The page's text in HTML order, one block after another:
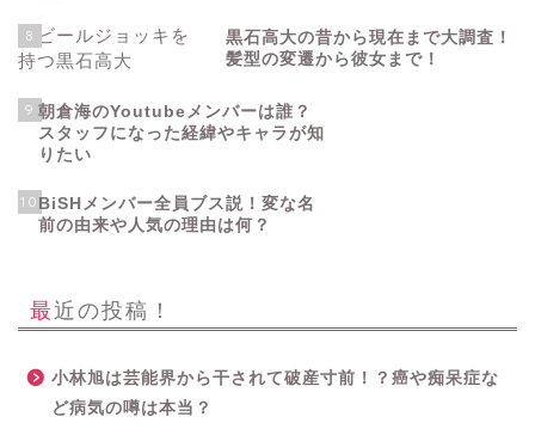
8
黒石高大の昔から現在まで大調査！
髪型の変遷から彼女まで！
9 朝倉海のYoutubeメンバーは誰？
スタッフになった経緯やキャラが知
りたい
10 BiSHメンバー全員ブス説！変な名
前の由来や人気の理由は何？
最近の投稿！
小林旭は芸能界から干されて破産寸前！？癌や痴呆症な
ど病気の噂は本当？